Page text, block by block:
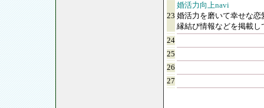
23
婚活力向上navi
婚活力を磨いて幸せな
縁結び情報などを掲載し
24
25
26
27